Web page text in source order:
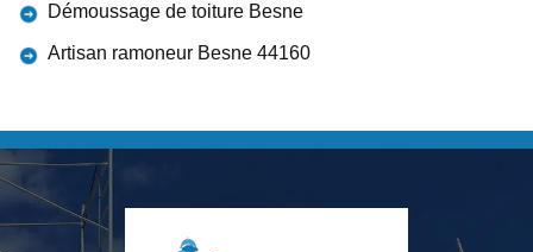
Démoussage de toiture Besne
Artisan ramoneur Besne 44160